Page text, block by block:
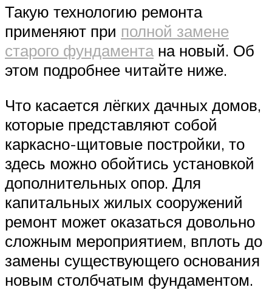
Такую технологию ремонта
применяют при полной замене
старого фундаментана новый. Об
этом подробнее читайте ниже.
Что касается лёгких дачных домов,
которые представляют собой
каркасно-щитовые постройки, то
здесь можно обойтись установкой
дополнительных опор. Для
капитальных жилых сооружений
ремонт может оказаться довольно
сложным мероприятием, вплоть до
замены существующего основания
новым столбчатым фундаментом.